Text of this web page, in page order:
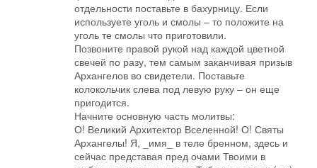
отдельности поставьте в бахурницу. Если
используете уголь и смолы – то положите на
уголь те смолы что приготовили.
Позвоните правой рукой над каждой цветной
свечей по разу, тем самым заканчивая призыв
Архангелов во свидетели. Поставьте
колокольчик слева под левую руку – он еще
пригодится.
Начните основную часть молитвы:
О! Великий Архитектор Вселенной! О! Святы
Архангелы! Я, _имя_ в теле бренном, здесь и
сейчас представая пред очами Твоими в